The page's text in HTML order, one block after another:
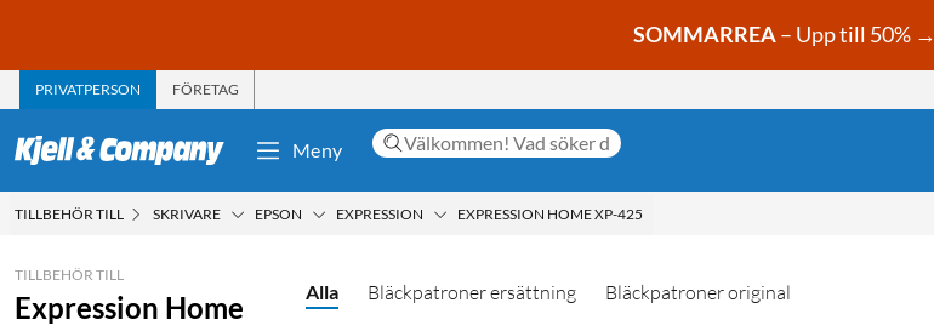
SOMMARREA– Upp till 50% →
PRIVATPERSON FÖRETAG
Meny
TILLBEHÖR TILL SKRIVARE EPSON EXPRESSION EXPRESSION HOME XP-425
TILLBEHÖR TILL
Expression Home
Alla Bläckpatroner ersättning Bläckpatroner original